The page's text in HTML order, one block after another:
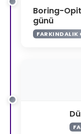
Boring-
günü
FARKINDALIK